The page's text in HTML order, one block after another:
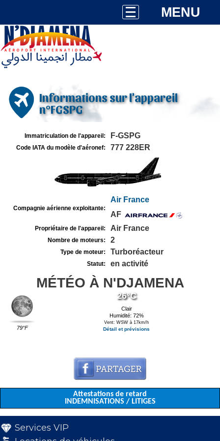
MENU
Informations sur l'appareil
n°FGSPG
Immatriculation de l'appareil: F-GSPG
Code IATA du modèle d'aéronef: 777 228ER
Compagnie aérienne exploitante:
Air France
AF
Propriétaire de l'appareil: Air France
Nombre de moteurs: 2
Type de moteur: Turboréacteur
Statut: en activité
MÉTÉO À N'DJAMENA
79°F
26°C
Clair
Humidité: 72%
Vent: WSW à 17km/h
Détail et prévisions
Attestations de retard
INDEMNISATIONS / LITIGES
Services VIP